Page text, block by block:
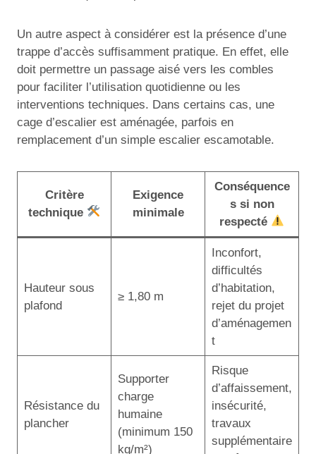
Un autre aspect à considérer est la présence d’une
trappe d’accès suffisamment pratique. En effet, elle
doit permettre un passage aisé vers les combles
pour faciliter l’utilisation quotidienne ou les
interventions techniques. Dans certains cas, une
cage d’escalier est aménagée, parfois en
remplacement d’un simple escalier escamotable.
Critère
technique
Exigence
minimale
Conséquence
s si non
respecté
Hauteur sous
plafond
≥ 1,80 m
Inconfort,
difficultés
d’habitation,
rejet du projet
d’aménagemen
t
Résistance du
plancher
Supporter
charge
humaine
(minimum 150
kg/m²)
Risque
d’affaissement,
insécurité,
travaux
supplémentaire